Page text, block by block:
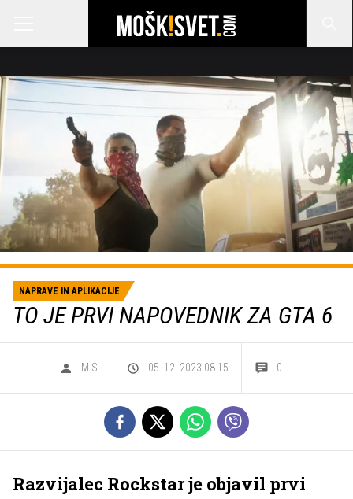
NAPRAVE IN APLIKACIJE
TO JE PRVI NAPOVEDNIK ZA GTA 6
M.S. 05. 12. 2023 08.15 0
Razvijalec Rockstar je objavil prvi